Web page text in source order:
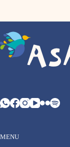
MENU